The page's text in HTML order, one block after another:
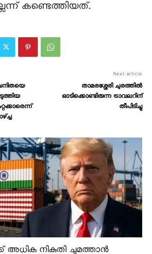
കണ്ടെത്തിയത്.
Next article
താമരശ്ശേരി ചുരത്തിൽ
ഓടിക്കൊണ്ടിരുന്ന ട്രാവലറിന്
തീപിടിച്ചു
അധിക നികുതി ചുമത്താൻ